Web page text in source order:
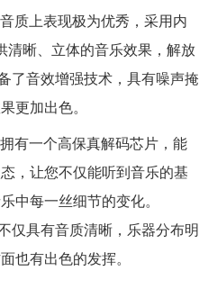
质上表现极为优秀，采用内
清晰、立体的音乐效果，解放
了音效增强技术，具有噪声掩
更加出色。
有一个高保真解码芯片，能
，让您不仅能听到音乐的基
中每一丝细节的变化。
仅具有音质清晰，乐器分布明
也有出色的发挥。